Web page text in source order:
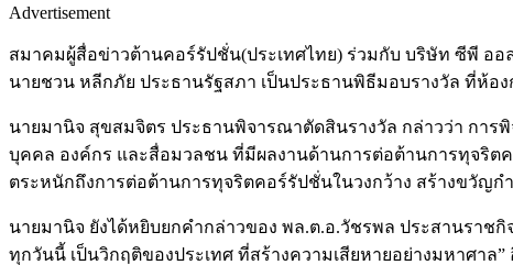
Advertisement
สมาคมผู้สื่อข่าวต้านคอร์รัปชั่น(ประเทศไทย) ร่วมกับ บริษัท ซีพี ออล
นายชวน หลีกภัย ประธานรัฐสภา เป็นประธานพิธีมอบรางวัล ที่ห้อ
นายมานิจ สุขสมจิตร ประธานพิจารณาตัดสินรางวัล กล่าวว่า กา
บุคคล องค์กร และสื่อมวลชน ที่มีผลงานด้านการต่อต้านการทุจริต
ตระหนักถึงการต่อต้านการทุจริตคอร์รัปชั่นในวงกว้าง สร้างขวัญ
นายมานิจ ยังได้หยิบยกคำกล่าวของ พล.ต.อ.วัชรพล ประสานราช
ทุกวันนี้ เป็นวิกฤติของประเทศ ที่สร้างความเสียหายอย่างมหาศา